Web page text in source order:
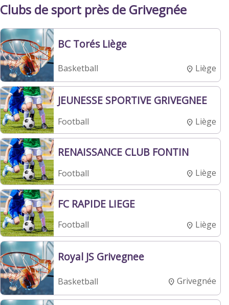
Clubs de sport près de Grivegnée
BC Torés Liège
Basketball Liège
JEUNESSE SPORTIVE GRIVEGNEE
Football Liège
RENAISSANCE CLUB FONTIN
Football Liège
FC RAPIDE LIEGE
Football Liège
Royal JS Grivegnee
Basketball Grivegnée